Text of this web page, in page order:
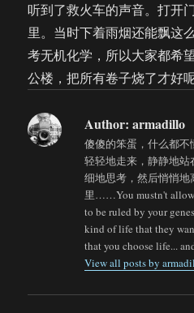
听到了救火车的声音。打开
里。当时下着雨烟还能飘这
考无机化学，所以大家都希
公楼，把所有卷子烧了才好呢
Author: armadillo
傻傻的笨蛋，什么都不
轻轻地走来，静静地
细地思考，然后悄悄
里……You mustn't allow
to be ruled by your
kind of life that they
that you choose life...
View all posts by